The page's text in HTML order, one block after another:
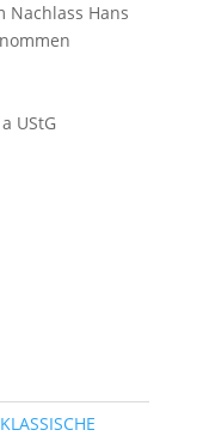
Nachlass Hans
UStG
KLASSISCHE